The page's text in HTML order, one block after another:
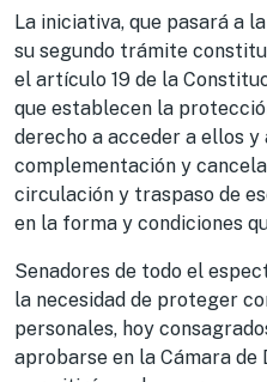
La iniciativa, que pasará a
su segundo trámite
el artículo 19 de la
que establecen la
derecho a acceder a ellos
complementación y
circulación y traspaso de
en la forma y condiciones
Senadores de todo el
la necesidad de proteger
personales, hoy
aprobarse en la Cámara de